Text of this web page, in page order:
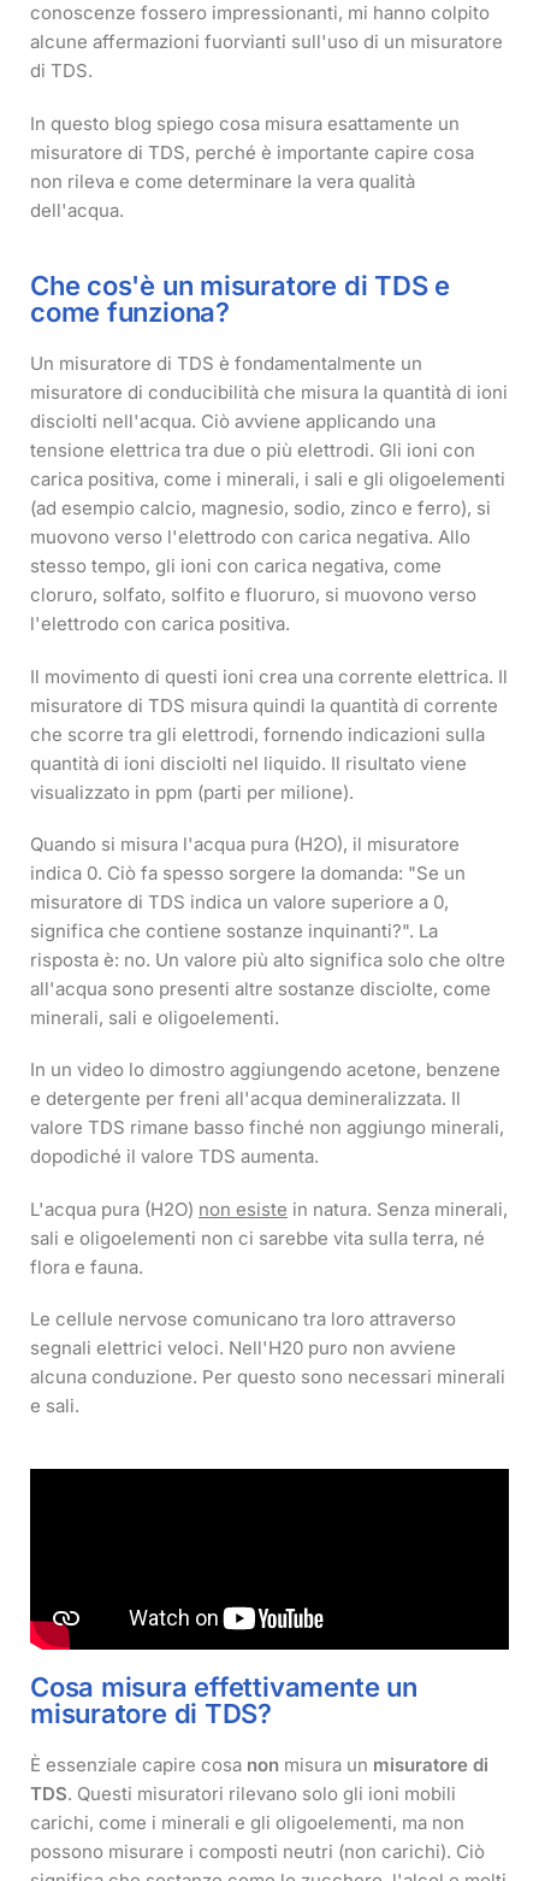
conoscenze fossero impressionanti, mi hanno colpito
alcune affermazioni fuorvianti sull'uso di un misuratore
di TDS.
In questo blog spiego cosa misura esattamente un
misuratore di TDS, perché è importante capire cosa
non rileva e come determinare la vera qualità
dell'acqua.
Che cos'è un misuratore di TDS e
come funziona?
Un misuratore di TDS è fondamentalmente un
misuratore di conducibilità che misura la quantità di ioni
disciolti nell'acqua. Ciò avviene applicando una
tensione elettrica tra due o più elettrodi. Gli ioni con
carica positiva, come i minerali, i sali e gli oligoelementi
(ad esempio calcio, magnesio, sodio, zinco e ferro), si
muovono verso l'elettrodo con carica negativa. Allo
stesso tempo, gli ioni con carica negativa, come
cloruro, solfato, solfito e fluoruro, si muovono verso
l'elettrodo con carica positiva.
Il movimento di questi ioni crea una corrente elettrica. Il
misuratore di TDS misura quindi la quantità di corrente
che scorre tra gli elettrodi, fornendo indicazioni sulla
quantità di ioni disciolti nel liquido. Il risultato viene
visualizzato in ppm (parti per milione).
Quando si misura l'acqua pura (H2O), il misuratore
indica 0. Ciò fa spesso sorgere la domanda: "Se un
misuratore di TDS indica un valore superiore a 0,
significa che contiene sostanze inquinanti?". La
risposta è: no. Un valore più alto significa solo che oltre
all'acqua sono presenti altre sostanze disciolte, come
minerali, sali e oligoelementi.
In un video lo dimostro aggiungendo acetone, benzene
e detergente per freni all'acqua demineralizzata. Il
valore TDS rimane basso finché non aggiungo minerali,
dopodiché il valore TDS aumenta.
L'acqua pura (H2O) non esiste in natura. Senza minerali,
sali e oligoelementi non ci sarebbe vita sulla terra, né
flora e fauna.
Le cellule nervose comunicano tra loro attraverso
segnali elettrici veloci. Nell'H20 puro non avviene
alcuna conduzione. Per questo sono necessari minerali
e sali.
Cosa misura effettivamente un
misuratore di TDS?
È essenziale capire cosa non misura un misuratore di
TDS. Questi misuratori rilevano solo gli ioni mobili
carichi, come i minerali e gli oligoelementi, ma non
possono misurare i composti neutri (non carichi). Ciò